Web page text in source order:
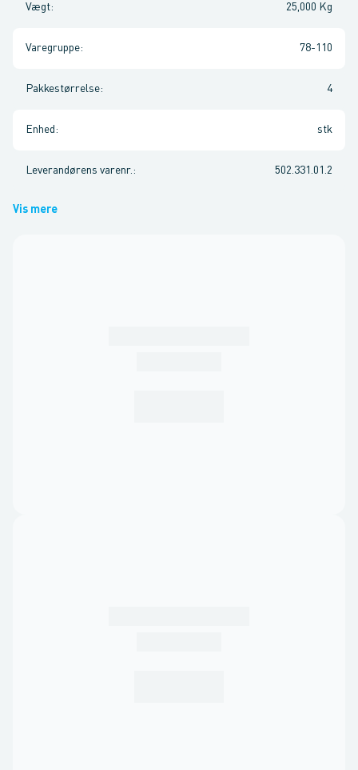
Vægt: 25,000 Kg
Varegruppe: 78-110
Pakkestørrelse: 4
Enhed : stk
Leverandørens varenr. : 502.331.01.2
Vis mere